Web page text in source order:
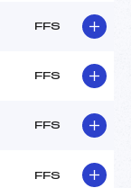
FFS
FFS
FFS
FFS